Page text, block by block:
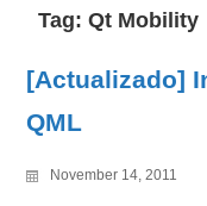
Tag:Qt Mobility
[Actualizado]
QML
November 14, 2011